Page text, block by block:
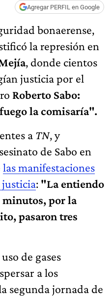
Agregar PERFIL en Google
bonaerense,
la represión en
, donde cientos
justicia por el
Roberto Sabo:
la comisaría".
a TN, y
de Sabo en
las manifestaciones
justicia: "La entiendo
minutos, por la
pasaron tres
de gases
a los
segunda jornada de